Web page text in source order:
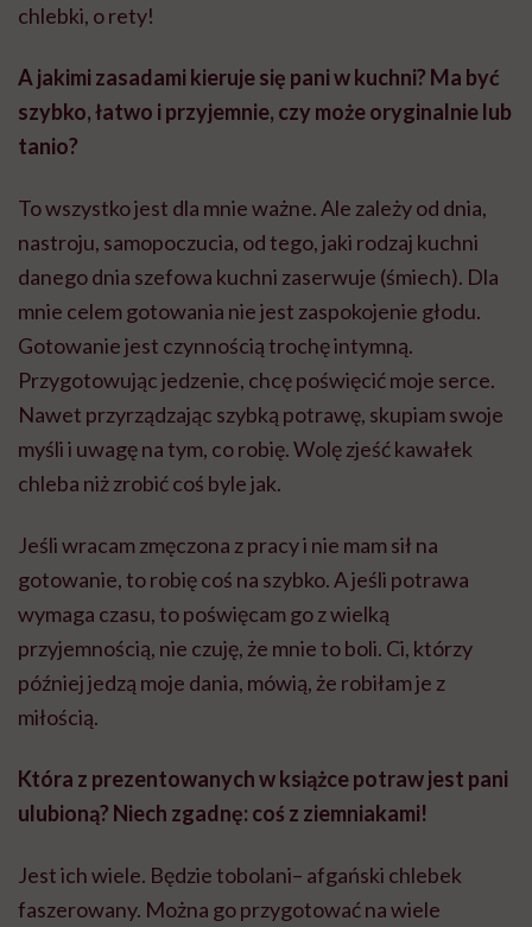
chlebki, o rety!
A jakimi zasadami kieruje się pani w kuchni? Ma być
szybko, łatwo i przyjemnie, czy może oryginalnie lub
tanio?
To wszystko jest dla mnie ważne. Ale zależy od dnia,
nastroju, samopoczucia, od tego, jaki rodzaj kuchni
danego dnia szefowa kuchni zaserwuje (śmiech). Dla
mnie celem gotowania nie jest zaspokojenie głodu.
Gotowanie jest czynnością trochę intymną.
Przygotowując jedzenie, chcę poświęcić moje serce.
Nawet przyrządzając szybką potrawę, skupiam swoje
myśli i uwagę na tym, co robię. Wolę zjeść kawałek
chleba niż zrobić coś byle jak.
Jeśli wracam zmęczona z pracy i nie mam sił na
gotowanie, to robię coś na szybko. A jeśli potrawa
wymaga czasu, to poświęcam go z wielką
przyjemnością, nie czuję, że mnie to boli. Ci, którzy
później jedzą moje dania, mówią, że robiłam je z
miłością.
Która z prezentowanych w książce potraw jest pani
ulubioną? Niech zgadnę: coś z ziemniakami!
Jest ich wiele. Będzie tobolani– afgański chlebek
faszerowany. Można go przygotować na wiele